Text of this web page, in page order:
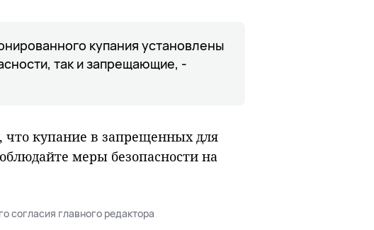
купания установлены
так и запрещающие, -
купание в запрещенных для
меры безопасности на
согласия главного редактора